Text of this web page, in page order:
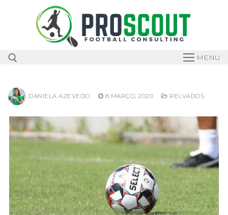
Search for:
MENU
DANIELA AZEVEDO 8 MARÇO, 2020 RELVADOS